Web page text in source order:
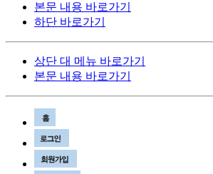
본문 내용 바로가기
하단 바로가기
상단 대 메뉴 바로가기
본문 내용 바로가기